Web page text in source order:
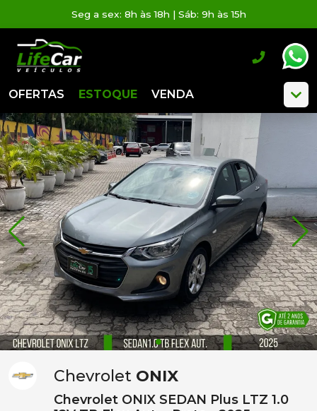
Seg a sex: 8h às 18h | Sáb: 9h às 15h
OFERTAS ESTOQUE VENDA
Chevrolet ONIX
Chevrolet ONIX SEDAN Plus LTZ 1.0